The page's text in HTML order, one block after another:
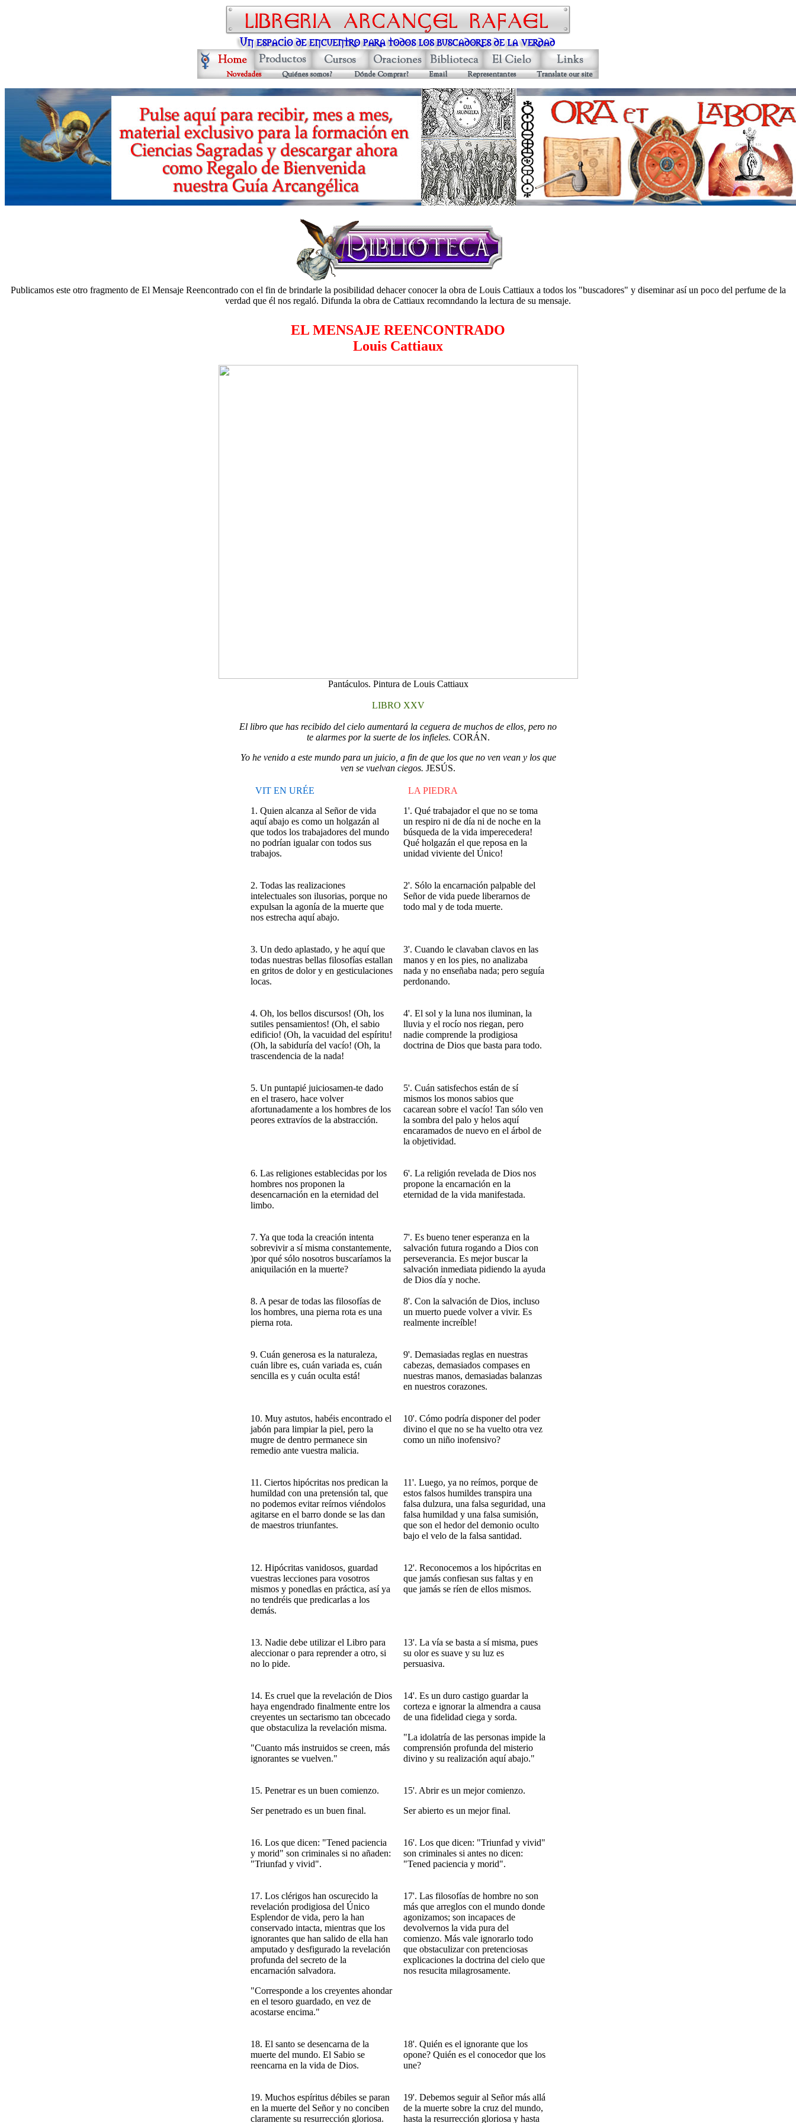
Publicamos este otro fragmento de El Mensaje Reencontrado con el fin de brindarle la posibilidad dehacer conocer la obra de Louis Cattiaux a todos los "buscadores" y diseminar así un poco del perfume de la
verdad que él nos regaló. Difunda la obra de Cattiaux recomndando la lectura de su mensaje.
EL MENSAJE REENCONTRADO
Louis Cattiaux
Pantáculos. Pintura de Louis Cattiaux
LIBRO XXV
El libro que has recibido del cielo aumentará la ceguera de muchos de ellos, pero no
te alarmes por la suerte de los infieles. CORÁN.
Yo he venido a este mundo para un juicio, a fin de que los que no ven vean y los que
ven se vuelvan ciegos. JESÚS.
VIT EN URÉE
1. Quien alcanza al Señor de vida
aquí abajo es como un holgazán al
que todos los trabajadores del mundo
no podrían igualar con todos sus
trabajos.
LA PIEDRA
1'. Qué trabajador el que no se toma
un respiro ni de día ni de noche en la
búsqueda de la vida imperecedera!
Qué holgazán el que reposa en la
unidad viviente del Único!
2. Todas las realizaciones
intelectuales son ilusorias, porque no
expulsan la agonía de la muerte que
nos estrecha aquí abajo.
2'. Sólo la encarnación palpable del
Señor de vida puede liberarnos de
todo mal y de toda muerte.
3. Un dedo aplastado, y he aquí que
todas nuestras bellas filosofías estallan
en gritos de dolor y en gesticulaciones
locas.
3'. Cuando le clavaban clavos en las
manos y en los pies, no analizaba
nada y no enseñaba nada; pero seguía
perdonando.
4. Oh, los bellos discursos! (Oh, los
sutiles pensamientos! (Oh, el sabio
edificio! (Oh, la vacuidad del espíritu!
(Oh, la sabiduría del vacío! (Oh, la
trascendencia de la nada!
4'. El sol y la luna nos iluminan, la
lluvia y el rocío nos riegan, pero
nadie comprende la prodigiosa
doctrina de Dios que basta para todo.
5. Un puntapié juiciosamen-te dado
en el trasero, hace volver
afortunadamente a los hombres de los
peores extravíos de la abstracción.
5'. Cuán satisfechos están de sí
mismos los monos sabios que
cacarean sobre el vacío! Tan sólo ven
la sombra del palo y helos aquí
encaramados de nuevo en el árbol de
la objetividad.
6. Las religiones establecidas por los
hombres nos proponen la
desencarnación en la eternidad del
limbo.
6'. La religión revelada de Dios nos
propone la encarnación en la
eternidad de la vida manifestada.
7. Ya que toda la creación intenta
sobrevivir a sí misma constantemente,
)por qué sólo nosotros buscaríamos la
aniquilación en la muerte?
7'. Es bueno tener esperanza en la
salvación futura rogando a Dios con
perseverancia. Es mejor buscar la
salvación inmediata pidiendo la ayuda
de Dios día y noche.
8. A pesar de todas las filosofías de
los hombres, una pierna rota es una
pierna rota.
8'. Con la salvación de Dios, incluso
un muerto puede volver a vivir. Es
realmente increíble!
9. Cuán generosa es la naturaleza,
cuán libre es, cuán variada es, cuán
sencilla es y cuán oculta está!
9'. Demasiadas reglas en nuestras
cabezas, demasiados compases en
nuestras manos, demasiadas balanzas
en nuestros corazones.
10. Muy astutos, habéis encontrado el
jabón para limpiar la piel, pero la
mugre de dentro permanece sin
remedio ante vuestra malicia.
10'. Cómo podría disponer del poder
divino el que no se ha vuelto otra vez
como un niño inofensivo?
11. Ciertos hipócritas nos predican la
humildad con una pretensión tal, que
no podemos evitar reírnos viéndolos
agitarse en el barro donde se las dan
de maestros triunfantes.
11'. Luego, ya no reímos, porque de
estos falsos humildes transpira una
falsa dulzura, una falsa seguridad, una
falsa humildad y una falsa sumisión,
que son el hedor del demonio oculto
bajo el velo de la falsa santidad.
12. Hipócritas vanidosos, guardad
vuestras lecciones para vosotros
mismos y ponedlas en práctica, así ya
no tendréis que predicarlas a los
demás.
12'. Reconocemos a los hipócritas en
que jamás confiesan sus faltas y en
que jamás se ríen de ellos mismos.
13. Nadie debe utilizar el Libro para
aleccionar o para reprender a otro, si
no lo pide.
13'. La vía se basta a sí misma, pues
su olor es suave y su luz es
persuasiva.
14. Es cruel que la revelación de Dios
haya engendrado finalmente entre los
creyentes un sectarismo tan obcecado
que obstaculiza la revelación misma.
"Cuanto más instruidos se creen, más
ignorantes se vuelven."
14'. Es un duro castigo guardar la
corteza e ignorar la almendra a causa
de una fidelidad ciega y sorda.
"La idolatría de las personas impide la
comprensión profunda del misterio
divino y su realización aquí abajo."
15. Penetrar es un buen comienzo.
Ser penetrado es un buen final.
15'. Abrir es un mejor comienzo.
Ser abierto es un mejor final.
16. Los que dicen: "Tened paciencia
y morid" son criminales si no añaden:
"Triunfad y vivid".
16'. Los que dicen: "Triunfad y vivid"
son criminales si antes no dicen:
"Tened paciencia y morid".
17. Los clérigos han oscurecido la
revelación prodigiosa del Único
Esplendor de vida, pero la han
conservado intacta, mientras que los
ignorantes que han salido de ella han
amputado y desfigurado la revelación
profunda del secreto de la
encarnación salvadora.
"Corresponde a los creyentes ahondar
en el tesoro guardado, en vez de
acostarse encima."
17'. Las filosofías de hombre no son
más que arreglos con el mundo donde
agonizamos; son incapaces de
devolvernos la vida pura del
comienzo. Más vale ignorarlo todo
que obstaculizar con pretenciosas
explicaciones la doctrina del cielo que
nos resucita milagrosamente.
18. El santo se desencarna de la
muerte del mundo. El Sabio se
reencarna en la vida de Dios.
18'. Quién es el ignorante que los
opone? Quién es el conocedor que los
une?
19. Muchos espíritus débiles se paran
en la muerte del Señor y no conciben
claramente su resurrección gloriosa.
19'. Debemos seguir al Señor más allá
de la muerte sobre la cruz del mundo,
hasta la resurrección gloriosa y hasta